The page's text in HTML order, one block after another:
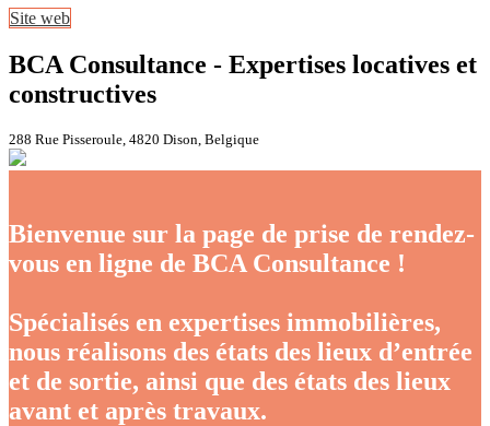
Site web
BCA Consultance - Expertises locatives et
constructives
288 Rue Pisseroule, 4820 Dison, Belgique
Bienvenue sur la page de prise de rendez-
vous en ligne de BCA Consultance !
Spécialisés en expertises immobilières,
nous réalisons des états des lieux d’entrée
et de sortie, ainsi que des états des lieux
avant et après travaux.